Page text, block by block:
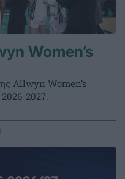
Women’s
Allwyn Women’s
2027.